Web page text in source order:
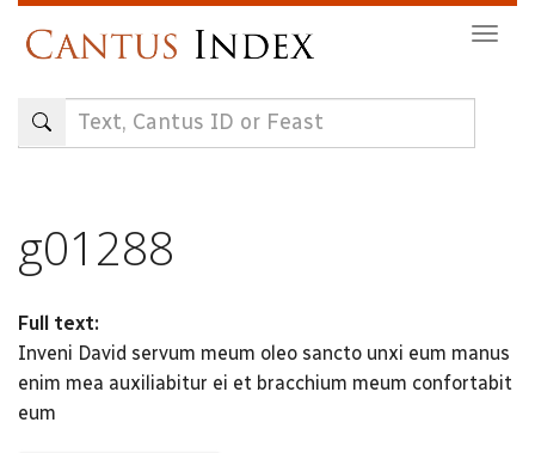
content
g01288
Full text:
Inveni David servum meum oleo sancto unxi eum manus
enim mea auxiliabitur ei et bracchium meum confortabit
eum